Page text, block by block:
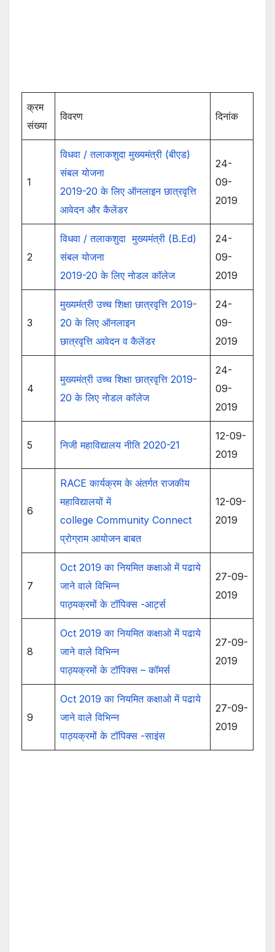
क्रम
संख्या
विवरण दिनांक
1
विधवा / तलाकशुदा मुख्यमंत्री (बीएड)
संबल योजना
2019-20 के लिए ऑनलाइन छात्रवृत्ति
आवेदन और कैलेंडर
24-
09-
2019
2
विधवा / तलाकशुदा मुख्यमंत्री (B.Ed)
संबल योजना
2019-20 के लिए नोडल कॉलेज
24-
09-
2019
3
मुख्यमंत्री उच्च शिक्षा छात्रवृत्ति 2019-
20 के लिए ऑनलाइन
छात्रवृत्ति आवेदन व कैलेंडर
24-
09-
2019
4
मुख्यमंत्री उच्च शिक्षा छात्रवृत्ति 2019-
20 के लिए नोडल कॉलेज
24-
09-
2019
5 निजी महाविद्यालय नीति 2020-21
12-09-
2019
6
RACE कार्यक्रम के अंतर्गत राजकीय
महाविद्यालयों में
college Community Connect
प्रोग्राम आयोजन बाबत
12-09-
2019
7
Oct 2019 का नियमित कक्षाओ में पढाये
जाने वाले विभिन्न
पाठ्यक्रमों के टॉपिक्स -आर्ट्स
27-09-
2019
8
Oct 2019 का नियमित कक्षाओ में पढाये
जाने वाले विभिन्न
पाठ्यक्रमों के टॉपिक्स – कॉमर्स
27-09-
2019
9
Oct 2019 का नियमित कक्षाओ में पढाये
जाने वाले विभिन्न
पाठ्यक्रमों के टॉपिक्स -साइंस
27-09-
2019